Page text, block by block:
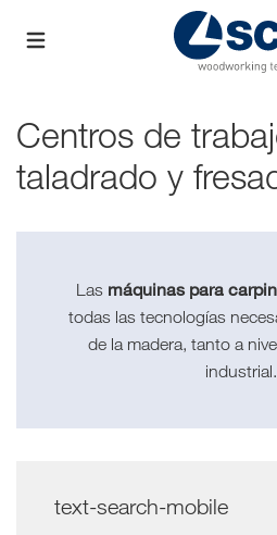
Centros de
taladrado y
Las máquinas para
todas las tecnologías
de la madera, tanto a
industrial.
text-search-mobile